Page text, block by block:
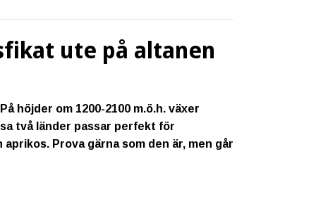
ute på altanen
höjder om 1200-2100 m.ö.h. växer
två länder passar perfekt för
Prova gärna som den är, men går